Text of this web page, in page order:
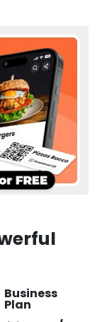
Business
Plan